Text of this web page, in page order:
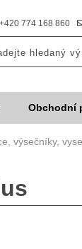
+420 774 168 860
Obchodní
výsečníky,